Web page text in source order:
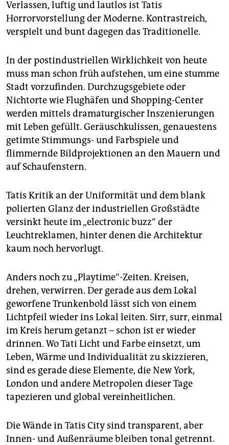
Verlassen, luftig und lautlos ist Tatis
Horrorvorstellung der Moderne. Kontrastreich,
verspielt und bunt dagegen das Traditionelle.
In der postindustriellen Wirklichkeit von heute
muss man schon früh aufstehen, um eine stumme
Stadt vorzufinden. Durchzugsgebiete oder
Nichtorte wie Flughäfen und Shopping-Center
werden mittels dramaturgischer Inszenierungen
mit Leben gefüllt. Geräuschkulissen, genauestens
getimte Stimmungs- und Farbspiele und
flimmernde Bildprojektionen an den Mauern und
auf Schaufenstern.
Tatis Kritik an der Uniformität und dem blank
polierten Glanz der industriellen Großstädte
versinkt heute im „electronic buzz“ der
Leuchtreklamen, hinter denen die Architektur
kaum noch hervorlugt.
Anders noch zu „Playtime“-Zeiten. Kreisen,
drehen, verwirren. Der gerade aus dem Lokal
geworfene Trunkenbold lässt sich von einem
Lichtpfeil wieder ins Lokal leiten. Sirr, surr, einmal
im Kreis herum getanzt – schon ist er wieder
drinnen. Wo Tati Licht und Farbe einsetzt, um
Leben, Wärme und Individualität zu skizzieren,
sind es gerade diese Elemente, die New York,
London und andere Metropolen dieser Tage
tapezieren und global vereinheitlichen.
Die Wände in Tatis City sind transparent, aber
Innen- und Außenräume bleiben tonal getrennt.